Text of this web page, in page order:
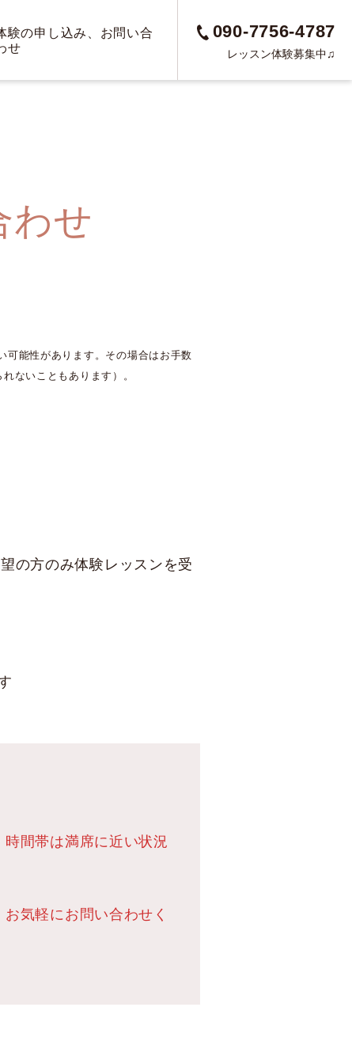
験の申し込み、お問い合
せ
090-7756-4787
レッスン体験募集中♫
わせ
可能性があります。その場合はお手数
ないこともあります）。
の方のみ体験レッスンを受
間帯は満席に近い状況
気軽にお問い合わせく